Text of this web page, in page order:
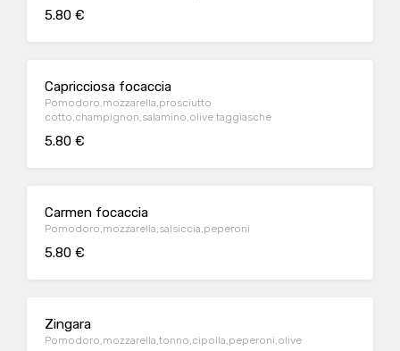
5.80 €
Capricciosa focaccia
Pomodoro,mozzarella,prosciutto
cotto,champignon,salamino,olive taggiasche
5.80 €
Carmen focaccia
Pomodoro,mozzarella,salsiccia,peperoni
5.80 €
Zingara
Pomodoro,mozzarella,tonno,cipolla,peperoni,olive